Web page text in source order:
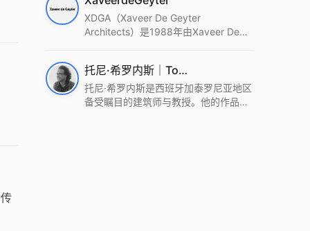
统这种新的思维范式为基础，以上海性
和生活性为介入设计的原点，以建筑为
工具，从而推动建筑学和社会学进步。
2022 DFA中获Merit,2021 Architizer
A+ Firm Awards中获Special
Mention：Best Young Firm，2020 IF
XDGA（Xaveer De Geyter
Architects）是1988年由Xaveer De
进的设计方法、多元的专业团队和国际
化的作品著称，曾获密斯·凡·德罗奖、
Bigmat奖等多项重要奖项。XDGA主张
托尼·希罗内斯｜Toni Gironès
托尼·希罗内斯是西班牙加泰罗尼亚地区
备受瞩目的建筑师与教授。他的作品深